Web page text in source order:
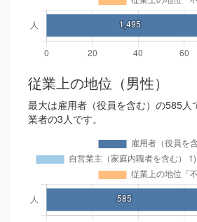
従業上の地位（男性）
最大は雇用者（役員を含む）の585人
業者の3人です。